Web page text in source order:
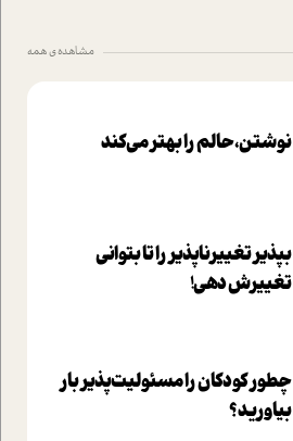
مشاهده ی همه
نوشتن، حالم را بهتر می‌کند
بپذير تغييرناپذير را تا بتواني
تغييرش دهي!‏
چطور کودکان را مسئولیت‌پذیر بار
بیاورید؟